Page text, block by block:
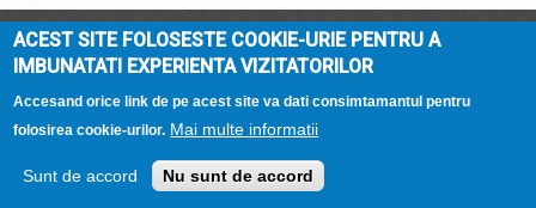
DOMENIUL ARCASILOR© 2026 |Termeni si
ACEST SITE FOLOSESTE COOKIE-URIE PENTRU A
IMBUNATATI EXPERIENTA VIZITATORILOR
Accesand orice link de pe acest site va dati consimtamantul pentru
folosirea cookie-urilor. Mai multe informatii
Sunt de accord Nu sunt de accord